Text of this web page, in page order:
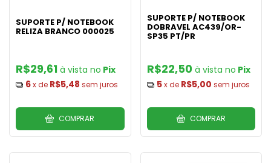
SUPORTE P/ NOTEBOOK
RELIZA BRANCO 000025
R$29,61
Pix
6x de R$5,48 sem juros
COMPRAR
SUPORTE P/ NOTEBOOK
DOBRAVEL AC439/OR-
SP35 PT/PR
R$22,50
Pix
5 x de R$5,00 sem juros
COMPRAR